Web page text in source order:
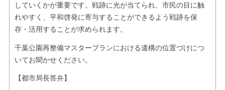
していくかが重要です。戦跡に光が当てられ、市民の目に触
れやすく、平和啓発に寄与することができるよう戦跡を保
存・活用することが求められます。
千葉公園再整備マスタープランにおける遺構の位置づけにつ
いてお聞かせください。
【都市局長答弁】